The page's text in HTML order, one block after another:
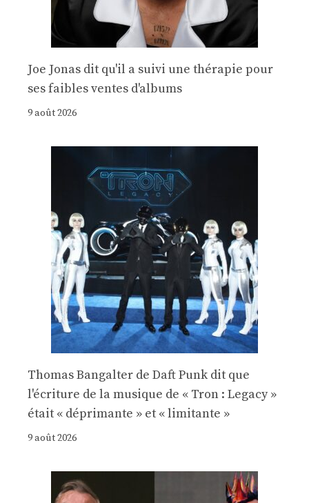
Joe Jonas dit qu'il a suivi une thérapie pour
ses faibles ventes d'albums
9 août 2026
Thomas Bangalter de Daft Punk dit que
l'écriture de la musique de « Tron : Legacy »
était « déprimante » et « limitante »
9 août 2026